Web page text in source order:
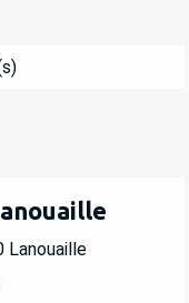
Lanouaille